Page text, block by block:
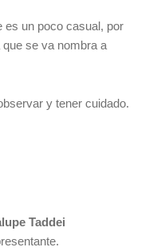
es un poco casual, por
se va nombra a
y tener cuidado.
Taddei